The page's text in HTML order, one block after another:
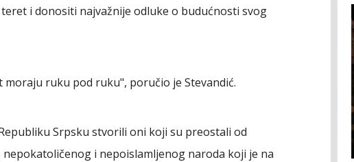
i donositi najvažnije odluke o budućnosti svog
ruku pod ruku", poručio je Stevandić.
Srpsku stvorili oni koji su preostali od
i nepoislamljenog naroda koji je na